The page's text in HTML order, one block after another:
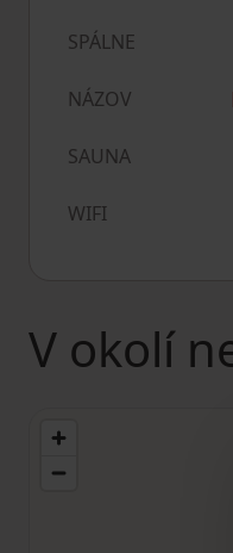
SPÁLNE
NÁZOV
SAUNA
WIFI
V okolí